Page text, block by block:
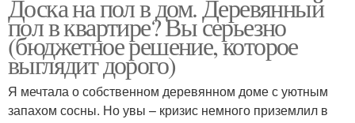
Доска на пол в дом. Деревянный
пол в квартире? Вы серьезно
(бюджетное решение, которое
выглядит дорого)
Я мечтала о собственном деревянном доме с уютным
запахом сосны. Но увы – кризис немного приземлил в